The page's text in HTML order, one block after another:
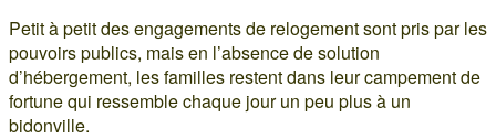
Petit à petit des engagements de relogement sont pris par les
pouvoirs publics, mais en l’absence de solution
d’hébergement, les familles restent dans leur campement de
fortune qui ressemble chaque jour un peu plus à un
bidonville.